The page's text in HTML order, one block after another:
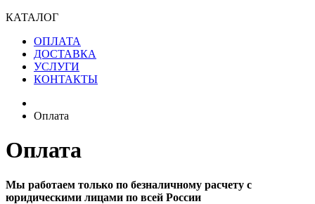
КАТАЛОГ
ОПЛАТА
ДОСТАВКА
УСЛУГИ
КОНТАКТЫ
Оплата
Оплата
Мы работаем только по безналичному расчету с
юридическими лицами по всей России